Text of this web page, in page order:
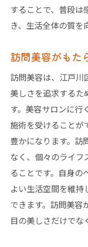
することで、普段は
き、生活全体の質を
訪問美容がもた
訪問美容は、江戸川
美しさを追求するた
す。美容サロンに行
施術を受けることが
豊かになります。訪
なく、個々のライ
ることです。自身の
よい生活空間を維
できます。訪問美容
目の美しさだけでな